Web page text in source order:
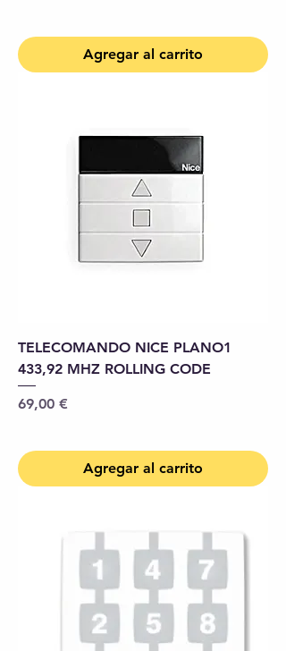
Agregar al carrito
TELECOMANDO NICE PLANO1
433,92 MHZ ROLLING CODE
Precio
69,00 €
Agregar al carrito